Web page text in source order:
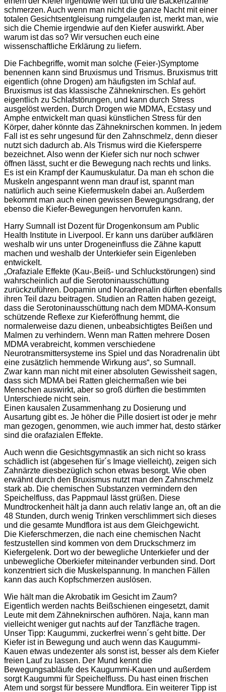
schmerzen. Auch wenn man nicht die ganze Nacht mit einer
totalen Gesichtsentgleisung rumgelaufen ist, merkt man, wie
sich die Chemie irgendwie auf den Kiefer auswirkt. Aber
warum ist das so? Wir versuchen euch eine
wissenschaftliche Erklärung zu liefern.
Die Fachbegriffe, womit man solche (Feier-)Symptome
benennen kann sind Bruxismus und Trismus. Bruxismus tritt
eigentlich (ohne Drogen) am häufigsten im Schlaf auf.
Bruxismus ist das klassische Zähneknirschen. Es gehört
eigentlich zu Schlafstörungen, und kann durch Stress
ausgelöst werden. Durch Drogen wie MDMA, Ecstasy und
Amphe entwickelt man quasi künstlichen Stress für den
Körper, daher könnte das Zähneknirschen kommen. In jedem
Fall ist es sehr ungesund für den Zahnschmelz, denn dieser
nutzt sich dadurch ab. Als Trismus wird die Kiefersperre
bezeichnet. Also wenn der Kiefer sich nur noch schwer
öffnen lässt, sucht er die Bewegung nach rechts und links.
Es ist ein Krampf der Kaumuskulatur. Da man eh schon die
Muskeln angespannt wenn man drauf ist, spannt man
natürlich auch seine Kiefermuskeln dabei an. Außerdem
bekommt man auch einen gewissen Bewegungsdrang, der
ebenso die Kiefer-Bewegungen hervorrufen kann.
Harry Sumnall ist Dozent für Drogenkonsum am Public
Health Institute in Liverpool. Er kann uns darüber aufklären
weshalb wir uns unter Drogeneinfluss die Zähne kaputt
machen und weshalb der Unterkiefer sein Eigenleben
entwickelt.
„Orafaziale Effekte (Kau-,Beiß- und Schluckstörungen) sind
wahrscheinlich auf die Serotoninausschüttung
zurückzuführen. Dopamin und Noradrenalin dürften ebenfalls
ihren Teil dazu beitragen. Studien an Ratten haben gezeigt,
dass die Serotoninausschüttung nach dem MDMA-Konsum
schützende Reflexe zur Kieferöffnung hemmt, die
normalerweise dazu dienen, unbeabsichtigtes Beißen und
Malmen zu verhindern. Wenn man Ratten mehrere Dosen
MDMA verabreicht, kommen verschiedene
Neurotransmittersysteme ins Spiel und das Noradrenalin übt
eine zusätzlich hemmende Wirkung aus“, so Sumnall.
Zwar kann man nicht mit einer absoluten Gewissheit sagen,
dass sich MDMA bei Ratten gleichermaßen wie bei
Menschen auswirkt, aber so groß dürften die bestimmten
Unterschiede nicht sein.
Einen kausalen Zusammenhang zu Dosierung und
Ausartung gibt es. Je höher die Pille dosiert ist oder je mehr
man gezogen, genommen, wie auch immer hat, desto stärker
sind die orafazialen Effekte.
Auch wenn die Gesichtsgymnastik an sich nicht so krass
schädlich ist (abgesehen für´s Image vielleicht), zeigen sich
Zahnärzte diesbezüglich schon etwas besorgt. Wie oben
erwähnt durch den Bruxismus nutzt man den Zahnschmelz
stark ab. Die chemischen Substanzen vermindern den
Speichelfluss, das Pappmaul lässt grüßen. Diese
Mundtrockenheit hält ja dann auch relativ lange an, oft an die
48 Stunden, durch wenig Trinken verschlimmert sich dieses
und die gesamte Mundflora ist aus dem Gleichgewicht.
Die Kieferschmerzen, die nach eine chemischen Nacht
festzustellen sind kommen von dem Druckschmerz im
Kiefergelenk. Dort wo der bewegliche Unterkiefer und der
unbewegliche Oberkiefer miteinander verbunden sind. Dort
konzentriert sich die Muskelspannung. In manchen Fällen
kann das auch Kopfschmerzen auslösen.
Wie hält man die Akrobatik im Gesicht im Zaum?
Eigentlich werden nachts Beißschienen eingesetzt, damit
Leute mit dem Zähneknirschen aufhören. Naja, kann man
vielleicht weniger gut nachts auf der Tanzfläche tragen.
Unser Tipp: Kaugummi, zuckerfrei wenn´s geht bitte. Der
Kiefer ist in Bewegung und auch wenn das Kaugummi-
Kauen etwas undezenter als sonst ist, besser als dem Kiefer
freien Lauf zu lassen. Der Mund kennt die
Bewegungsabläufe des Kaugummi-Kauen und außerdem
sorgt Kaugummi für Speichelfluss. Du hast einen frischen
Atem und sorgst für bessere Mundflora. Ein weiterer Tipp ist